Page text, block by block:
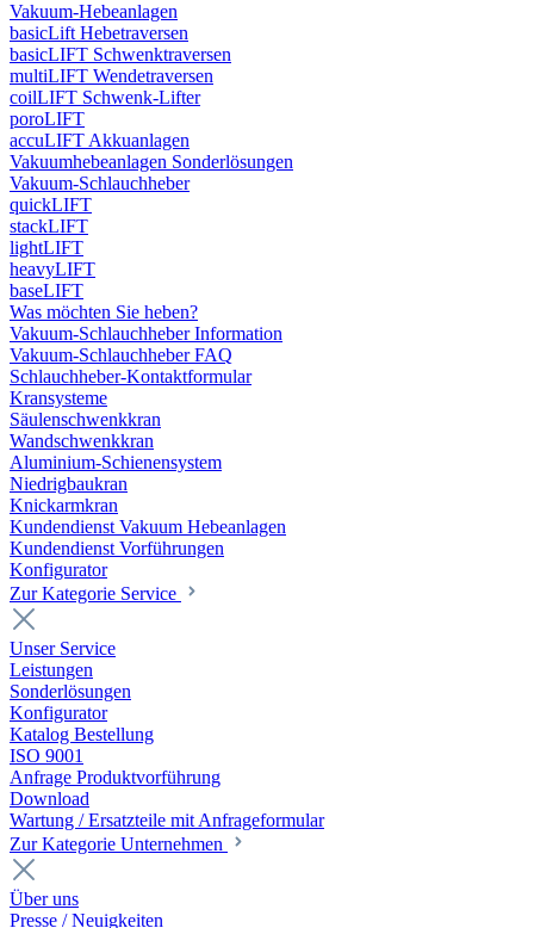
Vakuum-Hebeanlagen
basicLift Hebetraversen
basicLIFT Schwenktraversen
multiLIFT Wendetraversen
coilLIFT Schwenk-Lifter
poroLIFT
accuLIFT Akkuanlagen
Vakuumhebeanlagen Sonderlösungen
Vakuum-Schlauchheber
quickLIFT
stackLIFT
lightLIFT
heavyLIFT
baseLIFT
Was möchten Sie heben?
Vakuum-Schlauchheber Information
Vakuum-Schlauchheber FAQ
Schlauchheber-Kontaktformular
Kransysteme
Säulenschwenkkran
Wandschwenkkran
Aluminium-Schienensystem
Niedrigbaukran
Knickarmkran
Kundendienst Vakuum Hebeanlagen
Kundendienst Vorführungen
Konfigurator
Zur Kategorie Service
Unser Service
Leistungen
Sonderlösungen
Konfigurator
Katalog Bestellung
ISO 9001
Anfrage Produktvorführung
Download
Wartung / Ersatzteile mit Anfrageformular
Zur Kategorie Unternehmen
Über uns
Presse / Neuigkeiten